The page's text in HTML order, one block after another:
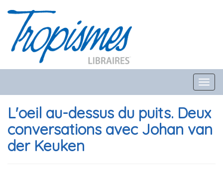
L'oeil au-dessus du puits. Deux
conversations avec Johan van
der Keuken